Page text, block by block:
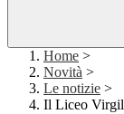
Home >
Novità >
Le notizie >
Il Liceo